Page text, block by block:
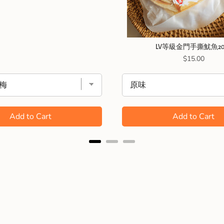
Add to Cart
LV等級金門手撕魷魚
Price
$15.00
Add to Cart